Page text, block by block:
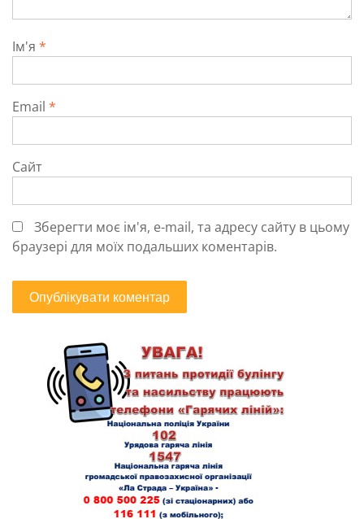
Ім'я *
Email *
Сайт
Зберегти моє ім'я, e-mail, та адресу сайту в цьому
браузері для моїх подальших коментарів.